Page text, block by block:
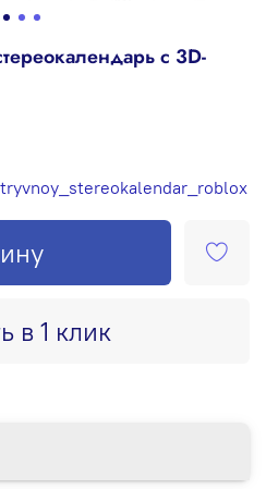
c 3D-
в 1 клик